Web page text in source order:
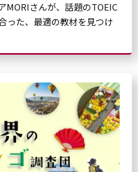
MORIさんが、話題のTOEIC
った、最適の教材を見つけ